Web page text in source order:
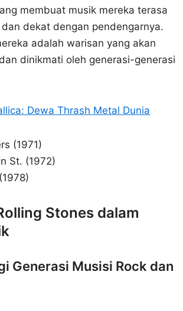
membuat musik mereka terasa
dekat dengan pendengarnya.
adalah warisan yang akan
dinikmati oleh generasi-generasi
Dewa Thrash Metal Dunia
(1971)
St. (1972)
Stones dalam
Generasi Musisi Rock dan